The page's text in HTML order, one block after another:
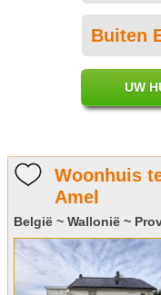
UW
Woonhuis
Amel
België ~ Wallonië ~